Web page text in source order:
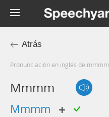
Atrás
Pronunciación en inglés de mmmm
Mmmm
mmmm